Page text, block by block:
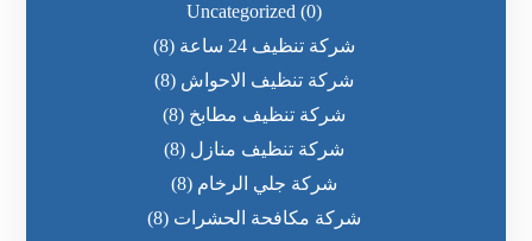
Uncategorized (0)
شركة تنظيف 24 ساعة
(8)
شركة تنظيف الاحواش (8)
شركة تنظيف مطابخ (8)
شركة تنظيف منازل (8)
شركة جلي الرخام (8)
شركة مكافحة الحشرات (8)